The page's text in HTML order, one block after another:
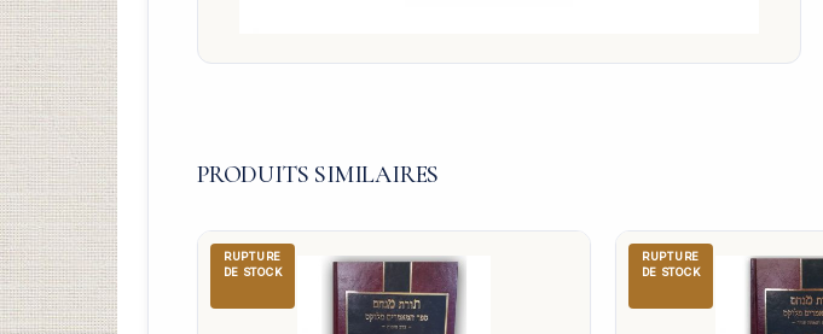
PRODUITS SIMILAIRES
RUPTURE
DE STOCK
RUPTURE
DE STOCK